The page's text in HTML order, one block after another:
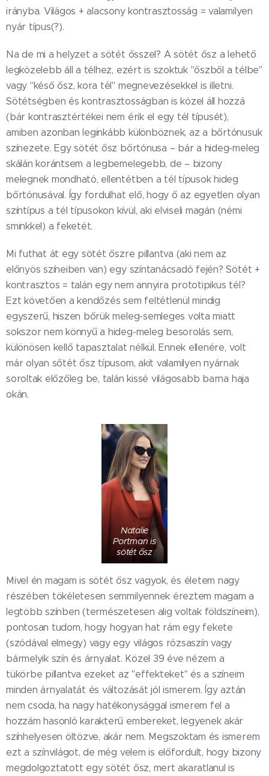
irányba. Világos + alacsony kontrasztosság = valamilyen
nyár típus(?).
Na de mi a helyzet a sötét ősszel? A sötét ősz a lehető
legközelebb áll a télhez, ezért is szoktuk "őszből a télbe"
vagy "késő ősz, kora tél" megnevezésekkel is illetni.
Sötétségben és kontrasztosságban is közel áll hozzá
(bár kontrasztértékei nem érik el egy tél típusét),
amiben azonban leginkább különböznek, az a bőrtónusuk
színezete. Egy sötét ősz bőrtónusa – bár a hideg-meleg
skálán korántsem a legbemelegebb, de – bizony
melegnek mondható, ellentétben a tél típusok hideg
bőrtónusával. Így fordulhat elő, hogy ő az egyetlen olyan
színtípus a tél típusokon kívül, aki elviseli magán (némi
sminkkel) a feketét.
Mi futhat át egy sötét őszre pillantva (aki nem az
előnyös színeiben van) egy színtanácsadó fején? Sötét +
kontrasztos = talán egy nem annyira prototipikus tél?
Ezt követően a kendőzés sem feltétlenül mindig
egyszerű, hiszen bőrük meleg-semleges volta miatt
sokszor nem könnyű a hideg-meleg besorolás sem,
különösen kellő tapasztalat nélkül. Ennek ellenére, volt
már olyan sőtét ősz típusom, akit valamilyen nyárnak
soroltak előzőleg be, talán kissé világosabb barna haja
okán.
Natalie
Portman is
sötét ősz
Mivel én magam is sötét ősz vagyok, és életem nagy
részében tökéletesen semmilyennek éreztem magam a
legtöbb színben (természetesen alig voltak földszíneim),
pontosan tudom, hogy hogyan hat rám egy fekete
(szódával elmegy) vagy egy világos rózsaszín vagy
bármelyik szín és árnyalat. Közel 39 éve nézem a
tükörbe pillantva ezeket az "effekteket" és a színeim
minden árnyalatát és változását jól ismerem. Így aztán
nem csoda, ha nagy hatékonysággal ismerem fel a
hozzám hasonló karakterű embereket, legyenek akár
színhelyesen öltözve, akár nem. Megszoktam és ismerem
ezt a színvilágot, de még velem is előfordult, hogy bizony
megdolgoztatott egy sötét ősz, mert akaratlanul is